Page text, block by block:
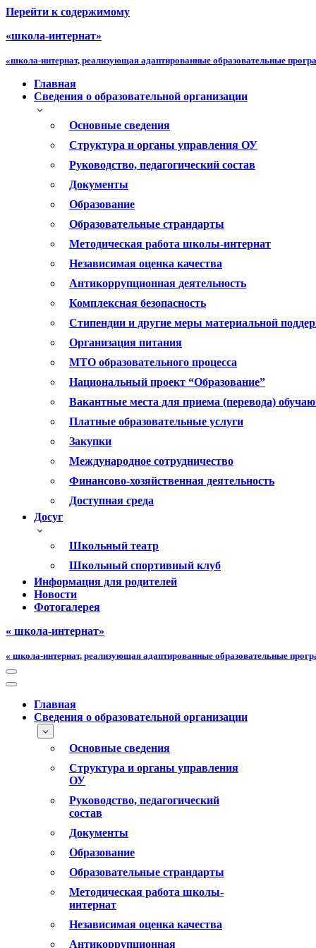
Перейти к содержимому
«школа-интернат»
«школа-интернат, реализующая адаптированные образовательные
Главная
Сведения о образовательной организации
Основные сведения
Структура и органы управления ОУ
Руководство, педагогический состав
Документы
Образование
Образовательные страндарты
Методическая работа школы-интернат
Независимая оценка качества
Антикоррупционная деятельность
Комплексная безопасность
Стипендии и другие меры материальной
Организация питания
МТО образовательного процесса
Национальный проект “Образование”
Вакантные места для приема (перевода)
Платные образовательные услуги
Закупки
Международное сотрудничество
Финансово-хозяйственная деятельность
Доступная среда
Досуг
Школьный театр
Школьный спортивный клуб
Информация для родителей
Новости
Фотогалерея
« школа-интернат»
« школа-интернат, реализующая адаптированные образовательные
Меню
навигации
Меню
навигацииГлавная
Сведения о образовательной организации
Основные сведения
Структура и органы управления
ОУ
Руководство, педагогический
состав
Документы
Образование
Образовательные страндарты
Методическая работа школы-
интернат
Независимая оценка качества
Антикоррупционная